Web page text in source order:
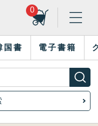
0
国書 電子書籍